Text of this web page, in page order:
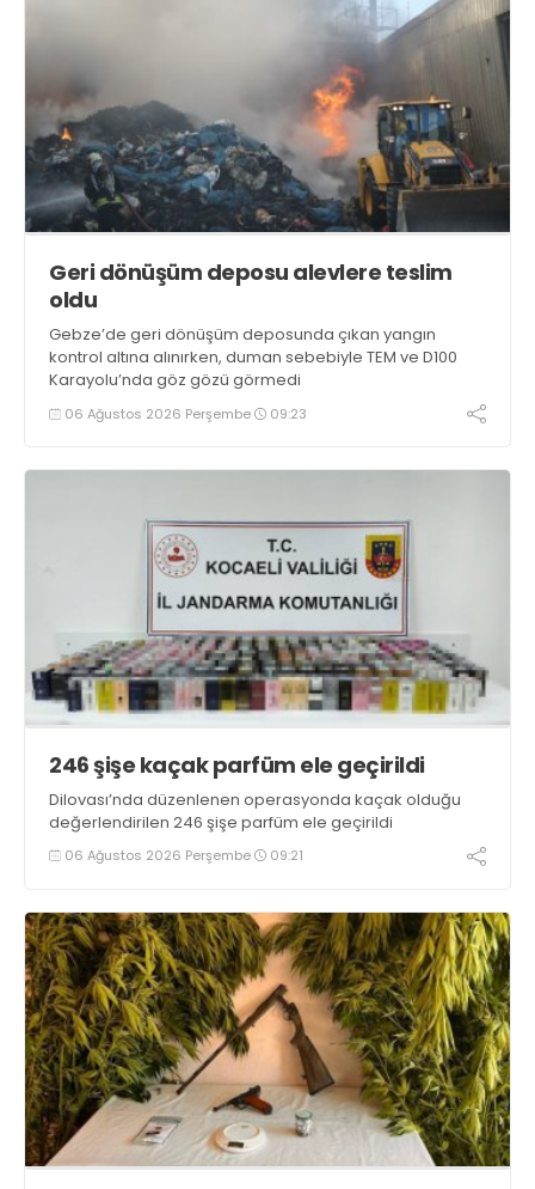
Geri dönüşüm deposu alevlere teslim
oldu
Gebze’de geri dönüşüm deposunda çıkan yangın
kontrol altına alınırken, duman sebebiyle TEM ve D100
Karayolu’nda göz gözü görmedi
06 Ağustos 2026 Perşembe 09:23
246 şişe kaçak parfüm ele geçirildi
Dilovası’nda düzenlenen operasyonda kaçak olduğu
değerlendirilen 246 şişe parfüm ele geçirildi
06 Ağustos 2026 Perşembe 09:21